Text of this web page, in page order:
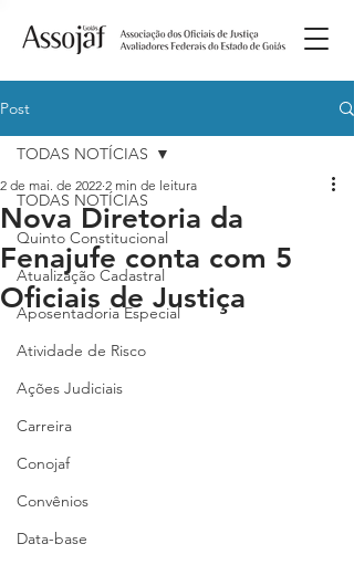
Post
TODAS NOTÍCIAS
Quinto Constitucional
Atualização Cadastral
Aposentadoria Especial
Atividade de Risco
Ações Judiciais
Carreira
Conojaf
Convênios
Data-base
TODAS NOTÍCIAS
Nova Diretoria da
Fenajufe conta com 5
Oficiais de Justiça
2 de mai. de 2022 2 min de leitura